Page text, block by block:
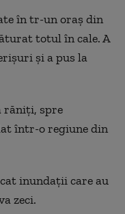
în tr-un oraș din
totul în cale. A
și a pus la
răniți, spre
într-o regiune din
inundații care au
zeci.